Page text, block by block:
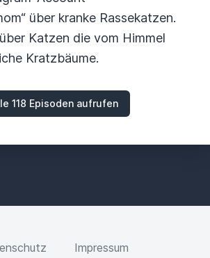
über kranke Rassekatzen.
Katzen die vom Himmel
Kratzbäume.
118 Episoden aufrufen
Impressum